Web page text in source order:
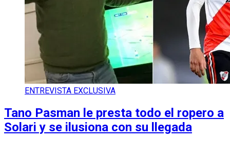
ENTREVISTA EXCLUSIVA
Tano Pasman le presta todo el ropero a
Solari y se ilusiona con su llegada